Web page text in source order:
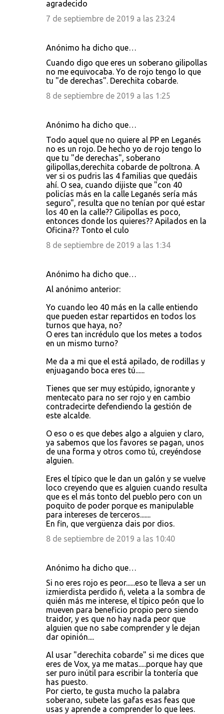
agradecido
7 de septiembre de 2019 a las 23:24
Anónimo ha dicho que…
Cuando digo que eres un soberano gilipollas
no me equivocaba. Yo de rojo tengo lo que
tu "de derechas". Derechita cobarde.
8 de septiembre de 2019 a las 1:25
Anónimo ha dicho que…
Todo aquel que no quiere al PP en Leganés
no es un rojo. De hecho yo de rojo tengo lo
que tu "de derechas", soberano
gilipollas,derechita cobarde de poltrona. A
ver si os pudris las 4 familias que quedáis
ahí. O sea, cuando dijiste que "con 40
policías más en la calle Leganés sería más
seguro", resulta que no tenían por qué estar
los 40 en la calle?? Gilipollas es poco,
entonces donde los quieres?? Apilados en la
Oficina?? Tonto el culo
8 de septiembre de 2019 a las 1:34
Anónimo ha dicho que…
Al anónimo anterior:
Yo cuando leo 40 más en la calle entiendo
que pueden estar repartidos en todos los
turnos que haya, no?
O eres tan incrédulo que los metes a todos
en un mismo turno?
Me da a mi que el está apilado, de rodillas y
enjuagando boca eres tú......
Tienes que ser muy estúpido, ignorante y
mentecato para no ser rojo y en cambio
contradecirte defendiendo la gestión de
este alcalde.
O eso o es que debes algo a alguien y claro,
ya sabemos que los favores se pagan, unos
de una forma y otros como tú, creyéndose
alguien.
Eres el típico que le dan un galón y se vuelve
loco creyendo que es alguien cuando resulta
que es el más tonto del pueblo pero con un
poquito de poder porque es manipulable
para intereses de terceros.......
En fin, que vergüenza dais por dios.
8 de septiembre de 2019 a las 10:40
Anónimo ha dicho que…
Si no eres rojo es peor......eso te lleva a ser un
izmierdista perdido ñ, veleta a la sombra de
quién más me interese, el típico peón que lo
mueven para beneficio propio pero siendo
traidor, y es que no hay nada peor que
alguien que no sabe comprender y le dejan
dar opinión....
Al usar "derechita cobarde" si me dices que
eres de Vox, ya me matas.....porque hay que
ser puro inútil para escribir la tontería que
has puesto.
Por cierto, te gusta mucho la palabra
soberano, subete las gafas esas feas que
usas y aprende a comprender lo que lees.